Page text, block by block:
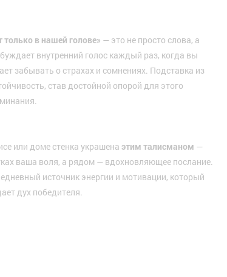
в нашей голове» — это не просто слова, а
внутренний голос каждый раз, когда вы
забывать о страхах и сомнениях. Подставка из
став достойной опорой для этого
или доме стенка украшена этим талисманом —
ваша воля, а рядом — вдохновляющее послание.
источник энергии и мотивации, который
дух победителя.